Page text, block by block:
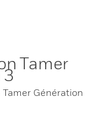
Tamer
3
Génération